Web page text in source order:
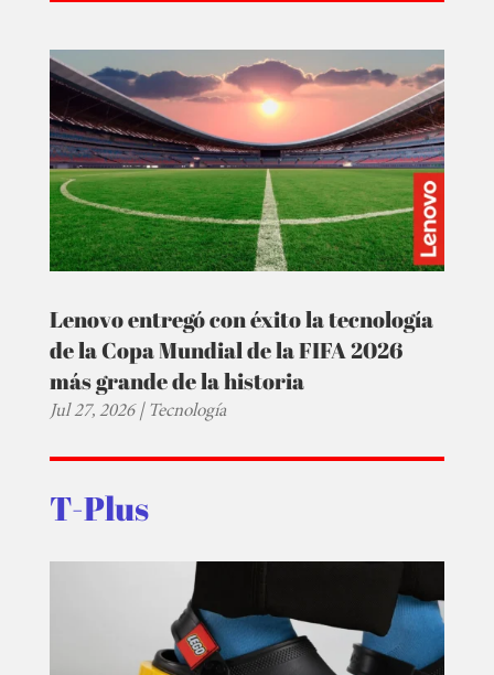
Lenovo entregó con éxito la tecnología
de la Copa Mundial de la FIFA 2026
más grande de la historia
Jul 27, 2026|Tecnología
T-Plus